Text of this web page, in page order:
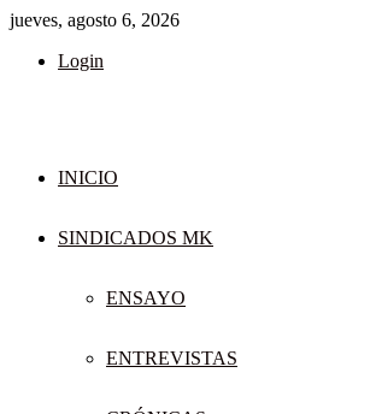
jueves, agosto 6, 2026
Login
INICIO
SINDICADOS MK
ENSAYO
ENTREVISTAS